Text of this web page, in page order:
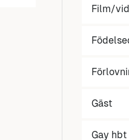
Film/
Gäst
Gay